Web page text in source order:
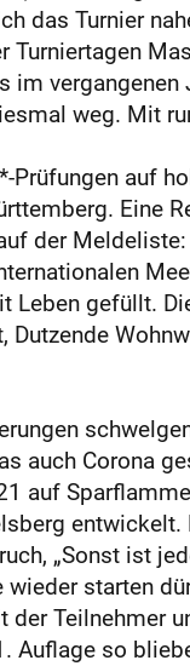
das Turnier
Turniertagen
im
weg. Mit
auf
Eine
der
Leben gefüllt.
auch Corona
auf
entwickelt.
„Sonst ist
starten
Teilnehmer
Auflage so